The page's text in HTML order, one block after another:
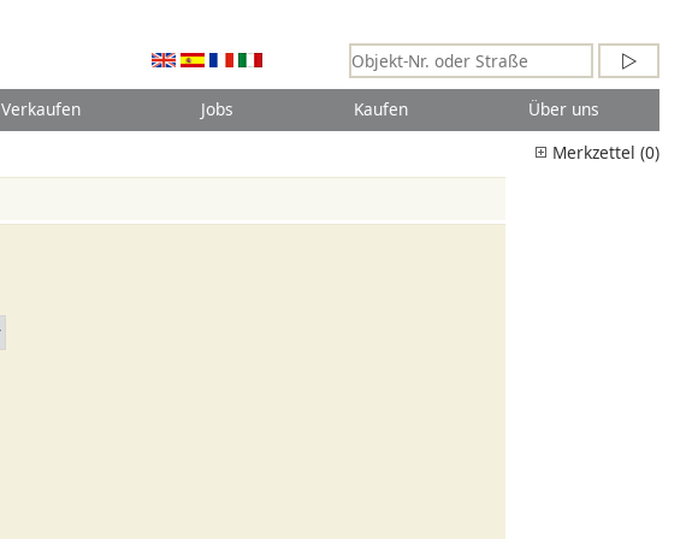
Verkaufen Jobs Kaufen
Über uns
Merkzettel (0)